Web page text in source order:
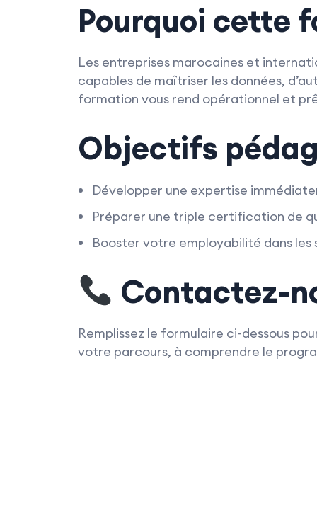
Pourquoi cette
Les entreprises marocaines et
capables de maîtriser les données,
formation vous rend opérationnel et
Objectifs
Développer une expertise
Préparer une triple certification de
Booster votre employabilité dans
Contactez-
Remplissez le formulaire ci-dessous
votre parcours, à comprendre le